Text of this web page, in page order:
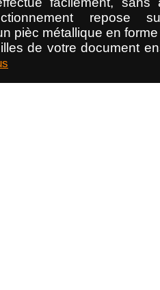
repose
pièc métallique en
de votre document